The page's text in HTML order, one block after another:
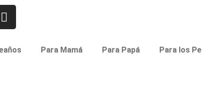
Para Mamá Para Papá Para los